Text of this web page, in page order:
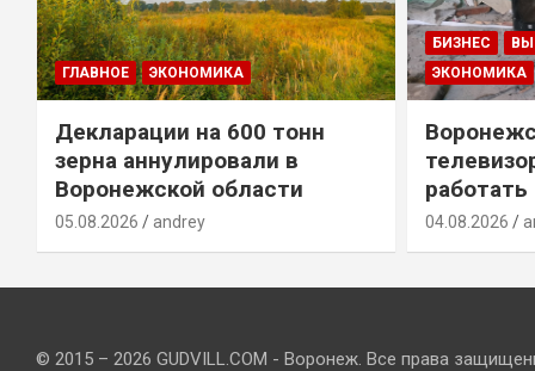
ГЛАВНОЕ ЭКОНОМИКА
Декларации на 600 тонн
зерна аннулировали в
Воронежской области
05.08.2026 andrey
БИЗНЕС
ЭКОНОМИКА
работать
04.08.2026
© 2015 – 2026 GUDVILL.COM - Воронеж. Все права